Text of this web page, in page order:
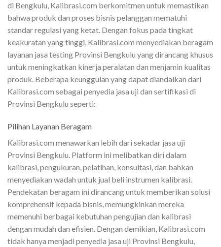
di Bengkulu, Kalibrasi.com berkomitmen untuk memastikan
bahwa produk dan proses bisnis pelanggan mematuhi
standar regulasi yang ketat. Dengan fokus pada tingkat
keakuratan yang tinggi, Kalibrasi.com menyediakan beragam
layanan jasa testing Provinsi Bengkulu yang dirancang khusus
untuk meningkatkan kinerja peralatan dan menjamin kualitas
produk. Beberapa keunggulan yang dapat diandalkan dari
Kalibrasi.com sebagai penyedia jasa uji dan sertifikasi di
Provinsi Bengkulu seperti:
Pilihan Layanan Beragam
Kalibrasi.com menawarkan lebih dari sekadar jasa uji
Provinsi Bengkulu. Platform ini melibatkan diri dalam
kalibrasi, pengukuran, pelatihan, konsultasi, dan bahkan
menyediakan wadah untuk jual beli instrumen kalibrasi.
Pendekatan beragam ini dirancang untuk memberikan solusi
komprehensif kepada bisnis, memungkinkan mereka
memenuhi berbagai kebutuhan pengujian dan kalibrasi
dengan mudah dan efisien. Dengan demikian, Kalibrasi.com
tidak hanya menjadi penyedia jasa uji Provinsi Bengkulu,